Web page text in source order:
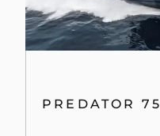
PREDATOR 75